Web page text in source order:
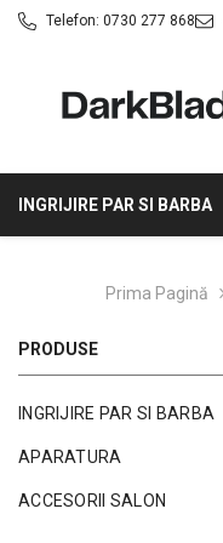
SARI LA CONȚINUT
Telefon: 0730 277 868
INGRIJIRE PAR SI BARBA
Prima Pagină
PRODUSE
INGRIJIRE PAR SI BARBA
APARATURA
ACCESORII SALON